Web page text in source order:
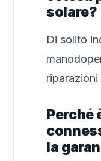
solare?
Di solito
Perché
la